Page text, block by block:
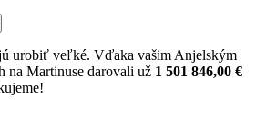
urobiť veľké. Vďaka vašim Anjelským
na Martinuse darovali už 1 501 846,00 €